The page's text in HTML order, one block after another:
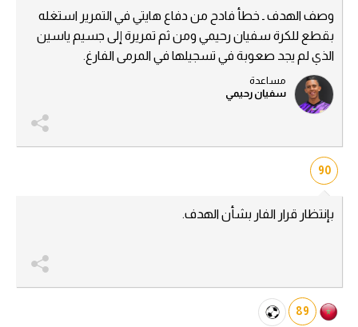
وصف الهدف ـ خطأ فادح من دفاع هايتي في التمرير استغله
بقطع للكرة سفيان رحيمي ومن ثم تمريرة إلى جسيم ياسين
الذي لم يجد صعوبة في تسجيلها في المرمى الفارغ.
مساعدة
سفيان رحيمي
90
بإنتظار قرار الفار بشأن الهدف.
89